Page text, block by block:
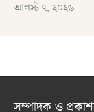
আগস্ট ৭, ২০২৬
সম্পাদক ও